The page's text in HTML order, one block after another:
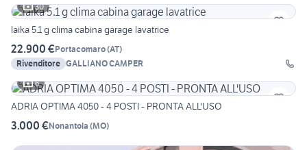
30
laika 5.1 g clima cabina garage lavatrice
22.900 €Portacomaro(AT)
Rivenditore GALLIANO CAMPER
6
ADRIA OPTIMA 4050 - 4 POSTI - PRONTA ALL'USO
3.000 €Nonantola (MO)